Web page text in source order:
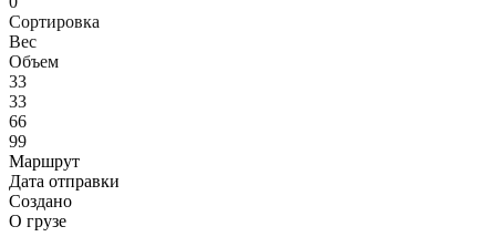
Сортировка
Вес
Объем
33
33
66
99
Маршрут
Дата отправки
Создано
О грузе